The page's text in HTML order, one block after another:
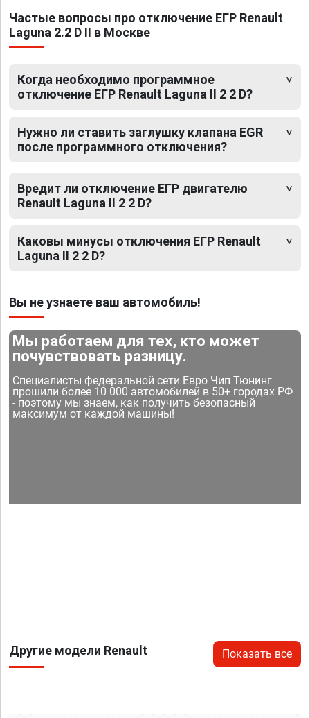
Частые вопросы про отключение ЕГР Renault
Laguna 2.2 D II в Москве
Когда необходимо программное
отключение ЕГР Renault Laguna II 2 2 D?
Нужно ли ставить заглушку клапана EGR
после программного отключения?
Вредит ли отключение ЕГР двигателю
Renault Laguna II 2 2 D?
Каковы минусы отключения ЕГР Renault
Laguna II 2 2 D?
Вы не узнаете ваш автомобиль!
Мы работаем для тех, кто может
почувствовать разницу.
Специалисты федеральной сети Евро Чип Тюнинг
прошили более 10 000 автомобилей в 50+ городах РФ
- поэтому мы знаем, как получить безопасный
максимум от каждой машины!
Другие модели Renault Показать все